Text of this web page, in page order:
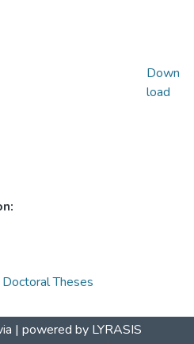
Down
load
Theses
| powered by LYRASIS